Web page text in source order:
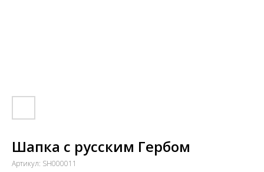
Шапка с русским Гербом
Артикул: SH000011